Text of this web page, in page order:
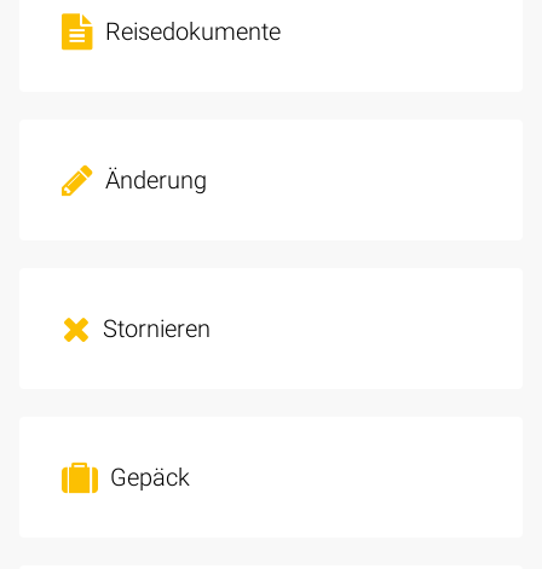
Reisedokumente
Änderung
Stornieren
Gepäck